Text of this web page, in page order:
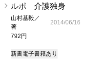
ルポ 介護独身
山村基毅／
著
792円
2014/06/16
新書電子書籍あり